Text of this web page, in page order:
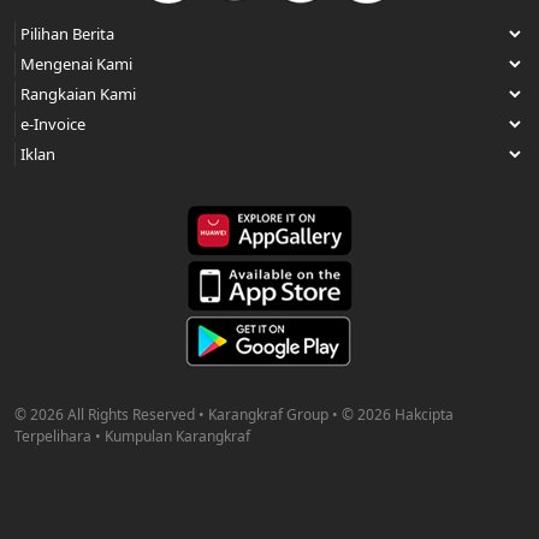
© 2026 All Rights Reserved • Karangkraf Group • © 2026 Hakcipta
Terpelihara • Kumpulan Karangkraf